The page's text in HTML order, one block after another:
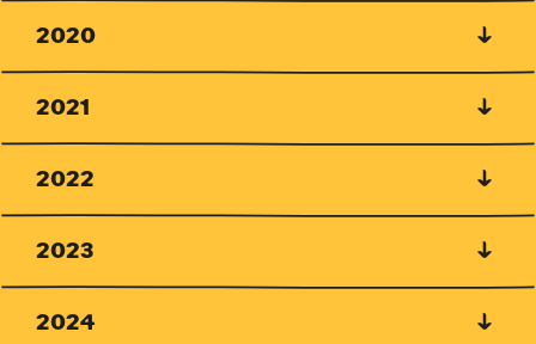
2020
2021
2022
2023
2024